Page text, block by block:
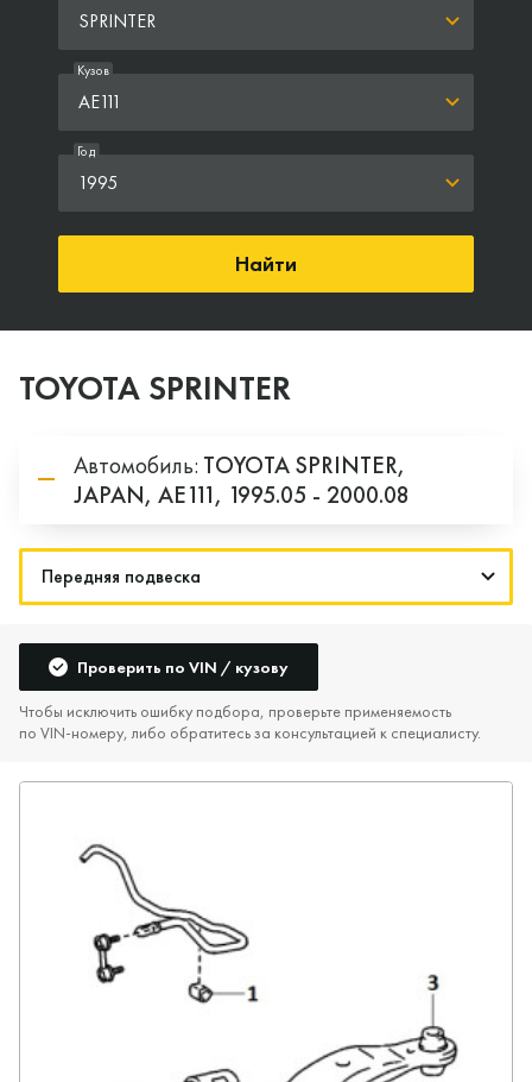
SPRINTER
AE111
Кузов
1995
Год
Найти
TOYOTA SPRINTER
Автомобиль: TOYOTASPRINTER,
JAPAN, AE111, 1995.05 - 2000.08
Проверить по VIN / кузову
Чтобы исключить ошибку подбора, проверьте применяемость
по VIN‑номеру, либо обратитесь за консультацией к специалисту.